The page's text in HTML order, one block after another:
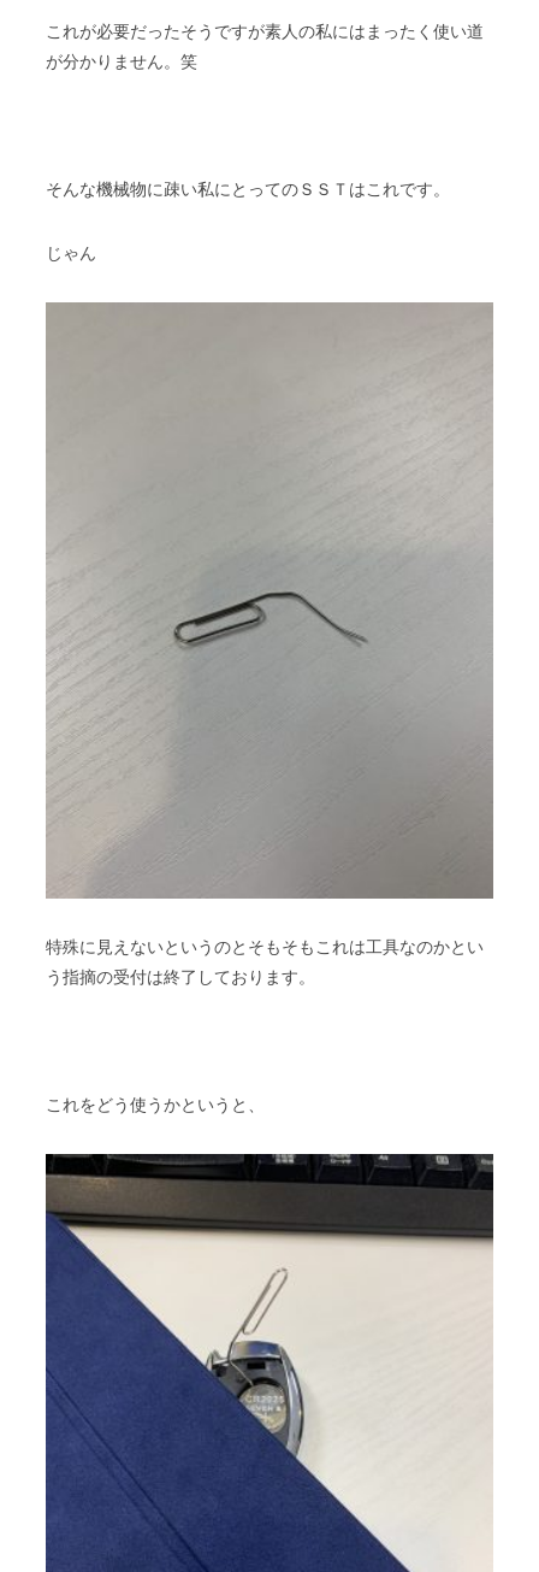
これが必要だったそうですが素人の私にはまったく使い道
が分かりません。笑
そんな機械物に疎い私にとってのＳＳＴはこれです。
じゃん
特殊に見えないというのとそもそもこれは工具なのかとい
う指摘の受付は終了しております。
これをどう使うかというと、